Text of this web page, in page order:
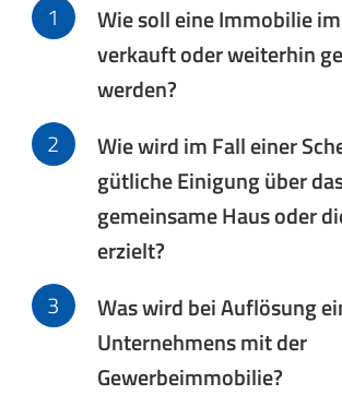
Wie soll eine Immobilie
verkauft oder weiterhin
werden?
Wie wird im Fall einer
gütliche Einigung über
gemeinsame Haus oder
erzielt?
Was wird bei Auflösung
Unternehmens mit der
Gewerbeimmobilie?